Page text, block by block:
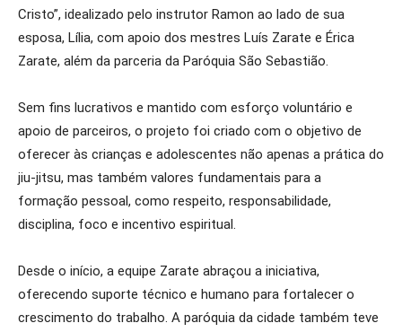
Cristo”, idealizado pelo instrutor Ramon ao lado de sua
esposa, Lília, com apoio dos mestres Luís Zarate e Érica
Zarate, além da parceria da Paróquia São Sebastião.
Sem fins lucrativos e mantido com esforço voluntário e
apoio de parceiros, o projeto foi criado com o objetivo de
oferecer às crianças e adolescentes não apenas a prática do
jiu-jitsu, mas também valores fundamentais para a
formação pessoal, como respeito, responsabilidade,
disciplina, foco e incentivo espiritual.
Desde o início, a equipe Zarate abraçou a iniciativa,
oferecendo suporte técnico e humano para fortalecer o
crescimento do trabalho. A paróquia da cidade também teve